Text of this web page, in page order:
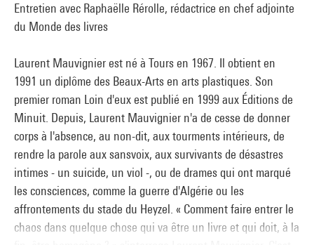
Entretien avec Raphaëlle Rérolle, rédactrice en chef adjointe
du Monde des livres
Laurent Mauvignier est né à Tours en 1967. Il obtient en
1991 un diplôme des Beaux-Arts en arts plastiques. Son
premier roman Loin d'eux est publié en 1999 aux Éditions de
Minuit. Depuis, Laurent Mauvignier n'a de cesse de donner
corps à l'absence, au non-dit, aux tourments intérieurs, de
rendre la parole aux sansvoix, aux survivants de désastres
intimes - un suicide, un viol -, ou de drames qui ont marqué
les consciences, comme la guerre d'Algérie ou les
affrontements du stade du Heyzel. « Comment faire entrer le
chaos dans quelque chose qui va être un livre et qui doit, à la